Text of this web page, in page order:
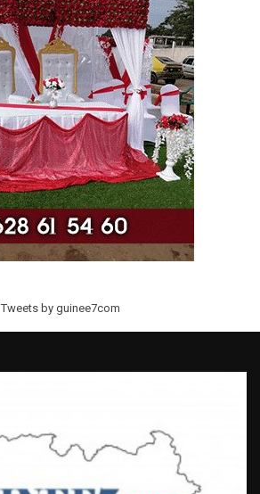
Tweets by guinee7com